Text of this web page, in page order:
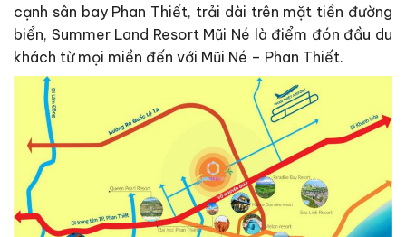
cạnh sân bay Phan Thiết, trải dài trên mặt tiền đường
biển, Summer Land Resort Mũi Né là điểm đón đầu du
khách từ mọi miền đến với Mũi Né – Phan Thiết.